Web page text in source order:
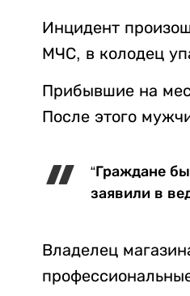
Инцидент
МЧС, в колодец
Прибывшие на
После этого
“Граждане
заявили в
Владелец